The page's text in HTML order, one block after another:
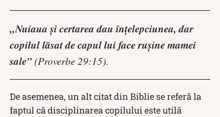
„Nuiaua şi certarea dau înţelepciunea, dar
copilul lăsat de capul lui face ruşine mamei
sale” (Proverbe 29:15).
De asemenea, un alt citat din Biblie se referă la
faptul că disciplinarea copilului este utilă